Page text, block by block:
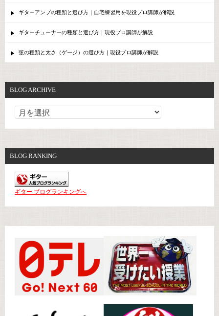
ギターアンプの種類と選び方｜自宅練習用を現役プロ講師が解説
ギターチューナーの種類と選び方｜現役プロ講師が解説
弦の種類と太さ（ゲージ）の選び方｜現役プロ講師が解説
BLOG ARCHIVE
BLOG RANKING
ギター ブログランキングへ